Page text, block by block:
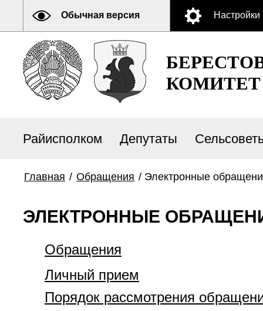
Обычная версия Настройки
КОМИТЕТ
Райисполком Депутаты
Главная / Обращения / Электронные
ЭЛЕКТРОННЫЕ
Обращения
Личный прием
Порядок рассмотрения